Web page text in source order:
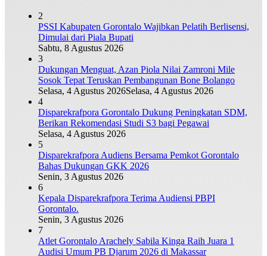
2
PSSI Kabupaten Gorontalo Wajibkan Pelatih Berlisensi,
Dimulai dari Piala Bupati
Sabtu, 8 Agustus 2026
3
Dukungan Menguat, Azan Piola Nilai Zamroni Mile
Sosok Tepat Teruskan Pembangunan Bone Bolango
Selasa, 4 Agustus 2026Selasa, 4 Agustus 2026
4
Disparekrafpora Gorontalo Dukung Peningkatan SDM,
Berikan Rekomendasi Studi S3 bagi Pegawai
Selasa, 4 Agustus 2026
5
Disparekrafpora Audiens Bersama Pemkot Gorontalo
Bahas Dukungan GKK 2026
Senin, 3 Agustus 2026
6
Kepala Disparekrafpora Terima Audiensi PBPI
Gorontalo.
Senin, 3 Agustus 2026
7
Atlet Gorontalo Arachely Sabila Kinga Raih Juara 1
Audisi Umum PB Djarum 2026 di Makassar